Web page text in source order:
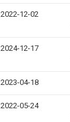
2022-12-02
2024-12-17
2023-04-18
2022-05-24